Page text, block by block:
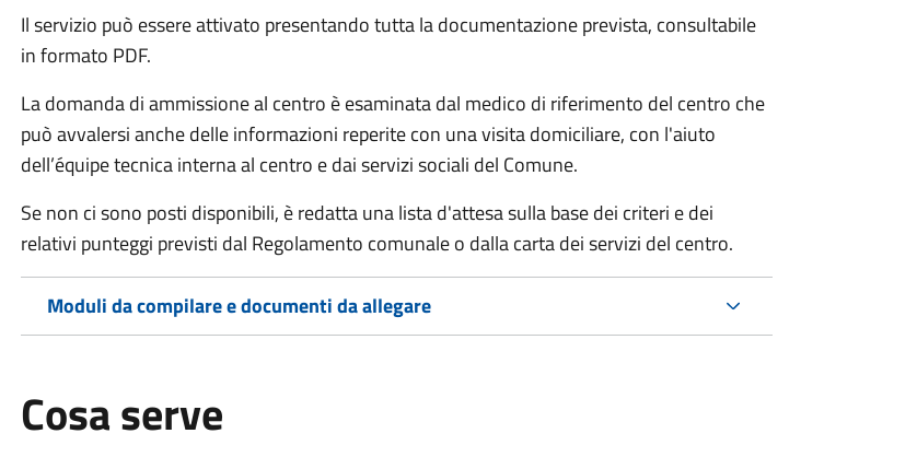
Il servizio può essere attivato presentando tutta la documentazione prevista, consultabile
in formato PDF.
La domanda di ammissione al centro è esaminata dal medico di riferimento del centro che
può avvalersi anche delle informazioni reperite con una visita domiciliare, con l'aiuto
dell’équipe tecnica interna al centro e dai servizi sociali del Comune.
Se non ci sono posti disponibili, è redatta una lista d'attesa sulla base dei criteri e dei
relativi punteggi previsti dal Regolamento comunale o dalla carta dei servizi del centro.
Moduli da compilare e documenti da allegare
Cosa serve